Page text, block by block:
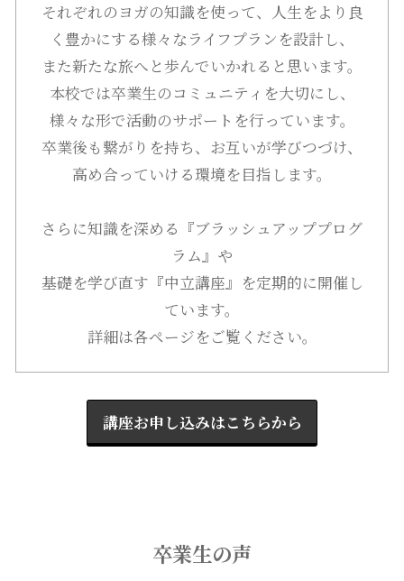
それぞれのヨガの知識を使って、人生をより良
く豊かにする様々なライフプランを設計し、
また新たな旅へと歩んでいかれると思います。
本校では卒業生のコミュニティを大切にし、
様々な形で活動のサポートを行っています。
卒業後も繋がりを持ち、お互いが学びつづけ、
高め合っていける環境を目指します。
さらに知識を深める『ブラッシュアッププログ
ラム』や
基礎を学び直す『中立講座』を定期的に開催し
ています。
詳細は各ページをご覧ください。
講座お申し込みはこちらから
卒業生の声